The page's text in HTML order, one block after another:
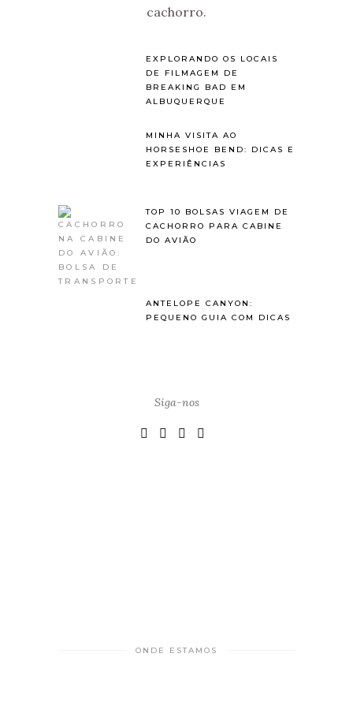
cachorro.
EXPLORANDO OS LOCAIS
DE FILMAGEM DE
BREAKING BAD EM
ALBUQUERQUE
MINHA VISITA AO
HORSESHOE BEND: DICAS E
EXPERIÊNCIAS
TOP 10 BOLSAS VIAGEM DE
CACHORRO PARA CABINE
DO AVIÃO
ANTELOPE CANYON:
PEQUENO GUIA COM DICAS
Siga-nos
ONDE ESTAMOS